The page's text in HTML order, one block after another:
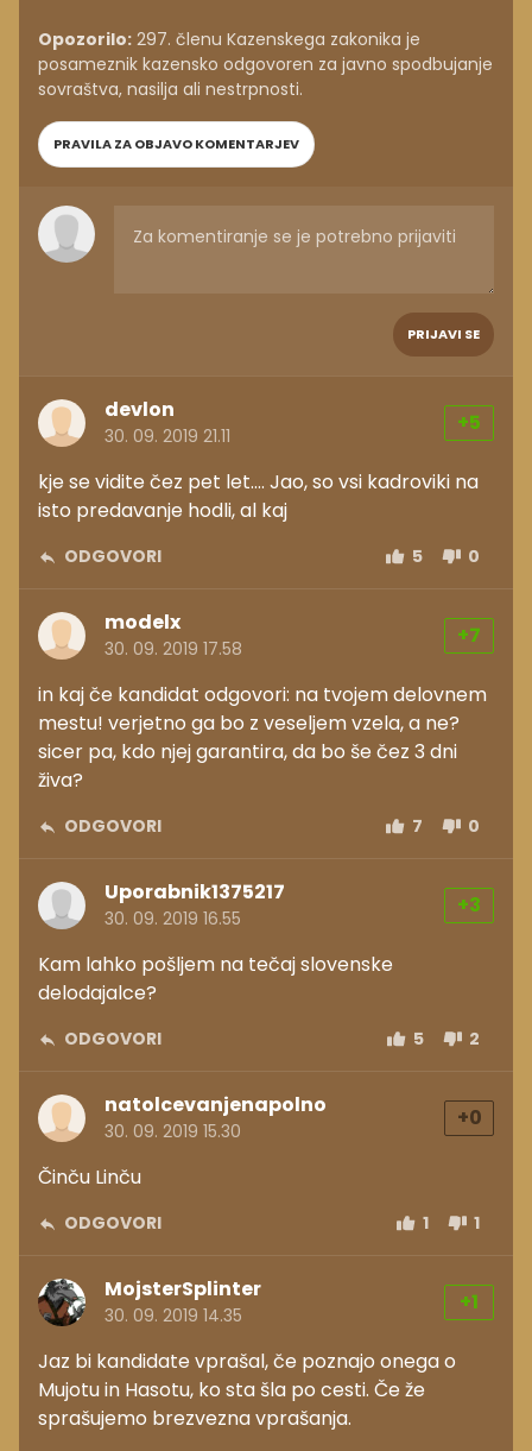
Opozorilo: 297. členu Kazenskega zakonika je
posameznik kazensko odgovoren za javno spodbujanje
sovraštva, nasilja ali nestrpnosti.
PRAVILA ZA OBJAVO KOMENTARJEV
PRIJAVI SE
devlon
30. 09. 2019 21.11
+5
kje se vidite čez pet let.... Jao, so vsi kadroviki na
isto predavanje hodli, al kaj
ODGOVORI 5 0
modelx
30. 09. 2019 17.58
+7
in kaj če kandidat odgovori: na tvojem delovnem
mestu! verjetno ga bo z veseljem vzela, a ne?
sicer pa, kdo njej garantira, da bo še čez 3 dni
živa?
ODGOVORI 7 0
Uporabnik1375217
30. 09. 2019 16.55
+3
Kam lahko pošljem na tečaj slovenske
delodajalce?
ODGOVORI 5 2
natolcevanjenapolno
30. 09. 2019 15.30
+0
Činču Linču
ODGOVORI 1 1
MojsterSplinter
30. 09. 2019 14.35
+1
Jaz bi kandidate vprašal, če poznajo onega o
Mujotu in Hasotu, ko sta šla po cesti. Če že
sprašujemo brezvezna vprašanja.